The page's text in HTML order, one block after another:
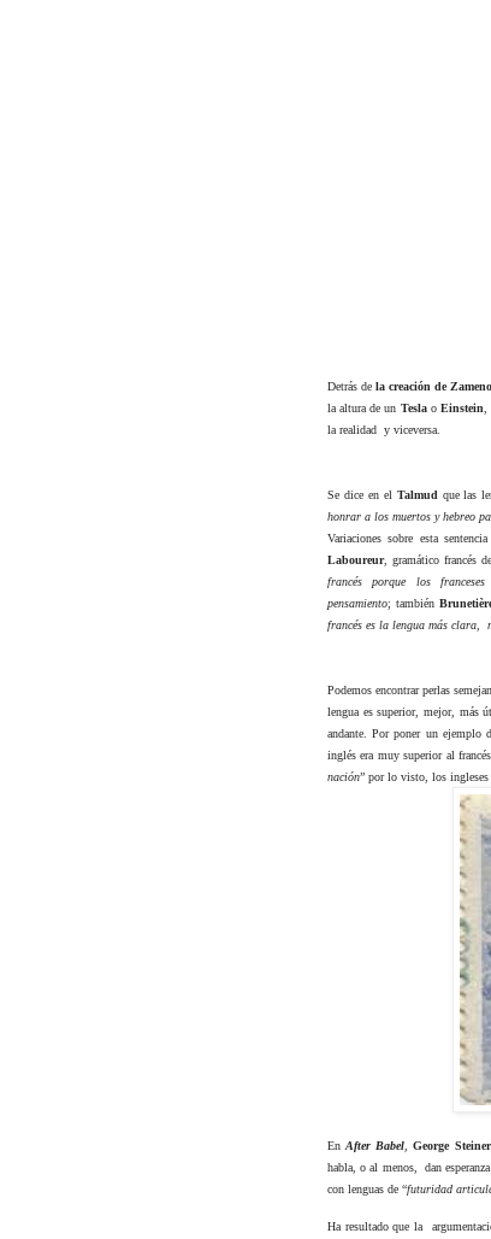
Detrás dela creación de
la altura de un Teslao Einstein
la realidad y viceversa.
Se dice en el Talmud que las
honrar a los muertos y hebreo
Variaciones sobre esta
Laboureur, gramático francés
francés porque los
pensamiento; también
francés es la lengua más clara,
Podemos encontrar perlas
lengua es superior, mejor, más
andante. Por poner un ejemplo
inglés era muy superior al
nación” por lo visto, los ingleses
EnAfter Babel,George Steiner
habla, o al menos,
dan
con lenguas de “futuridad
Ha resultado que la